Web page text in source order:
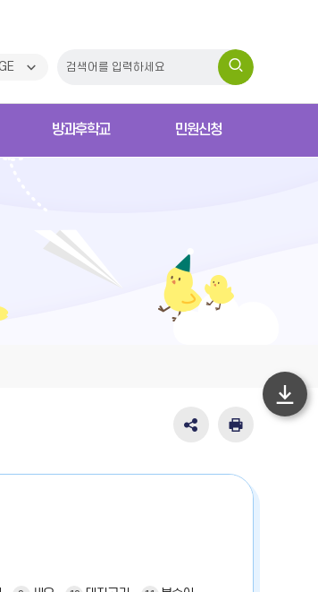
검
색
방과후학교 민원신청
SNS
유
인
하